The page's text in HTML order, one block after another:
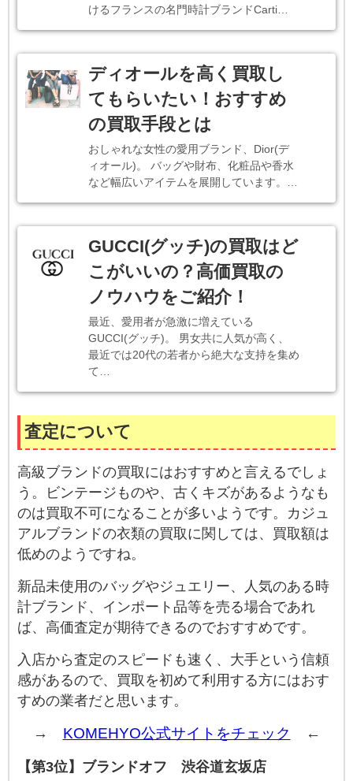
けるフランスの名門時計ブランドCarti…
ディオールを高く買取し
てもらいたい！おすすめ
の買取手段とは
おしゃれな女性の愛用ブランド、Dior(デ
ィオール)。 バッグや財布、化粧品や香水
など幅広いアイテムを展開しています。…
GUCCI(グッチ)の買取はど
こがいいの？高価買取の
ノウハウをご紹介！
最近、愛用者が急激に増えている
GUCCI(グッチ)。 男女共に人気が高く、
最近では20代の若者から絶大な支持を集め
て…
査定について
高級ブランドの買取にはおすすめと言えるでしょ
う。ビンテージものや、古くキズがあるようなも
のは買取不可になることが多いようです。カジュ
アルブランドの衣類の買取に関しては、買取額は
低めのようですね。
新品未使用のバッグやジュエリー、人気のある時
計ブランド、インポート品等を売る場合であれ
ば、高価査定が期待できるのでおすすめです。
入店から査定のスピードも速く、大手という信頼
感があるので、買取を初めて利用する方にはおす
すめの業者だと思います。
→ KOMEHYO公式サイトをチェック ←
【第3位】ブランドオフ 渋谷道玄坂店